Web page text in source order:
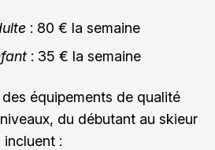
: 80 € la semaine
: 35 € la semaine
équipements de qualité
du débutant au skieur
incluent :